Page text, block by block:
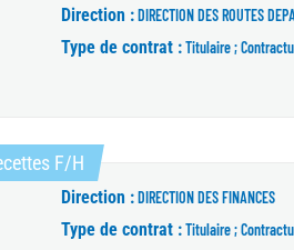
Direction :DIRECTION DES ROUTES
Type de contrat :Titulaire ;
F/H(Nouvelle fenêtre)
Direction :DIRECTION DES FINANCES
Type de contrat :Titulaire ;